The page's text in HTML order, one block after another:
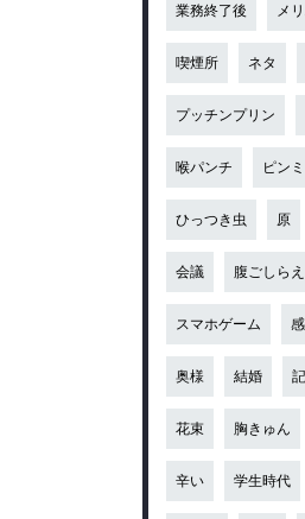
業務終了後 メ
喫煙所 ネタ
プッチンプリン
喉パンチ ピン
ひっつき虫 原
会議 腹ごしらえ
スマホゲーム
奥様 結婚
花束 胸きゅん
辛い 学生時代